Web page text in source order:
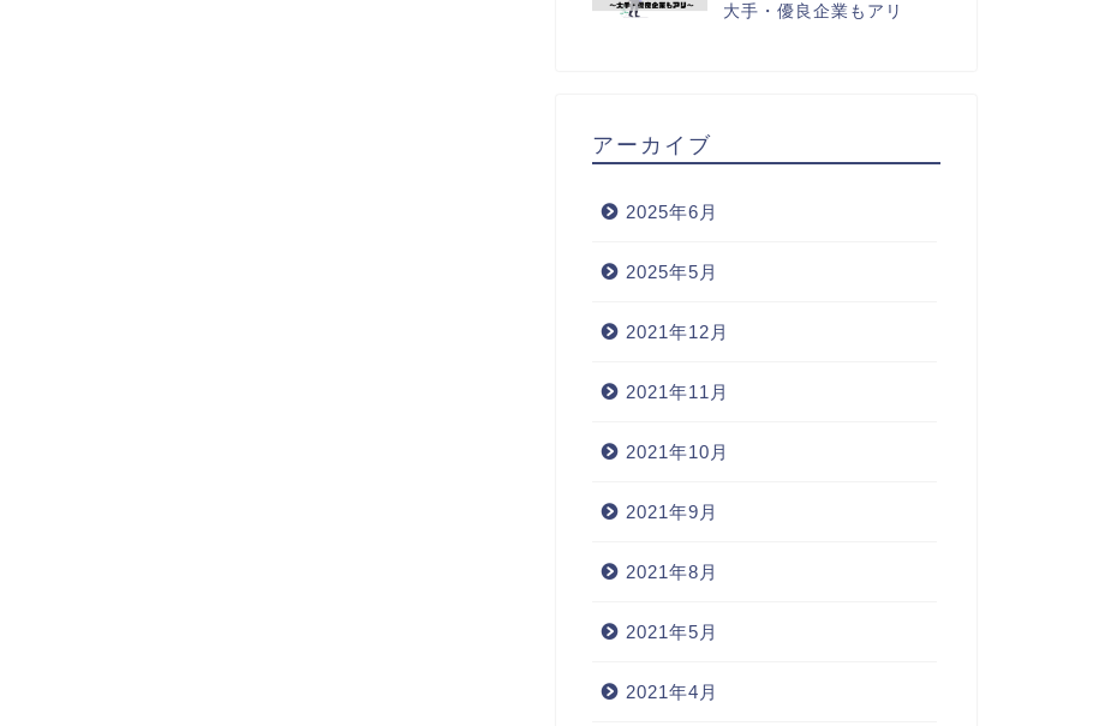
大手・優良企業もアリ
アーカイブ
2025年6月
2025年5月
2021年12月
2021年11月
2021年10月
2021年9月
2021年8月
2021年5月
2021年4月